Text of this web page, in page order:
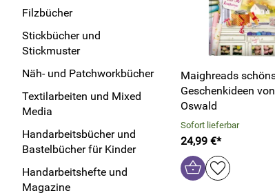
Filzbücher
Stickbücher und
Stickmuster
Näh- und Patchworkbücher
Textilarbeiten und Mixed
Media
Handarbeitsbücher und
Bastelbücher für Kinder
Handarbeitshefte und
Magazine
Maighreads
Geschenkideen
Oswald
Sofort lieferbar
24,99 €*